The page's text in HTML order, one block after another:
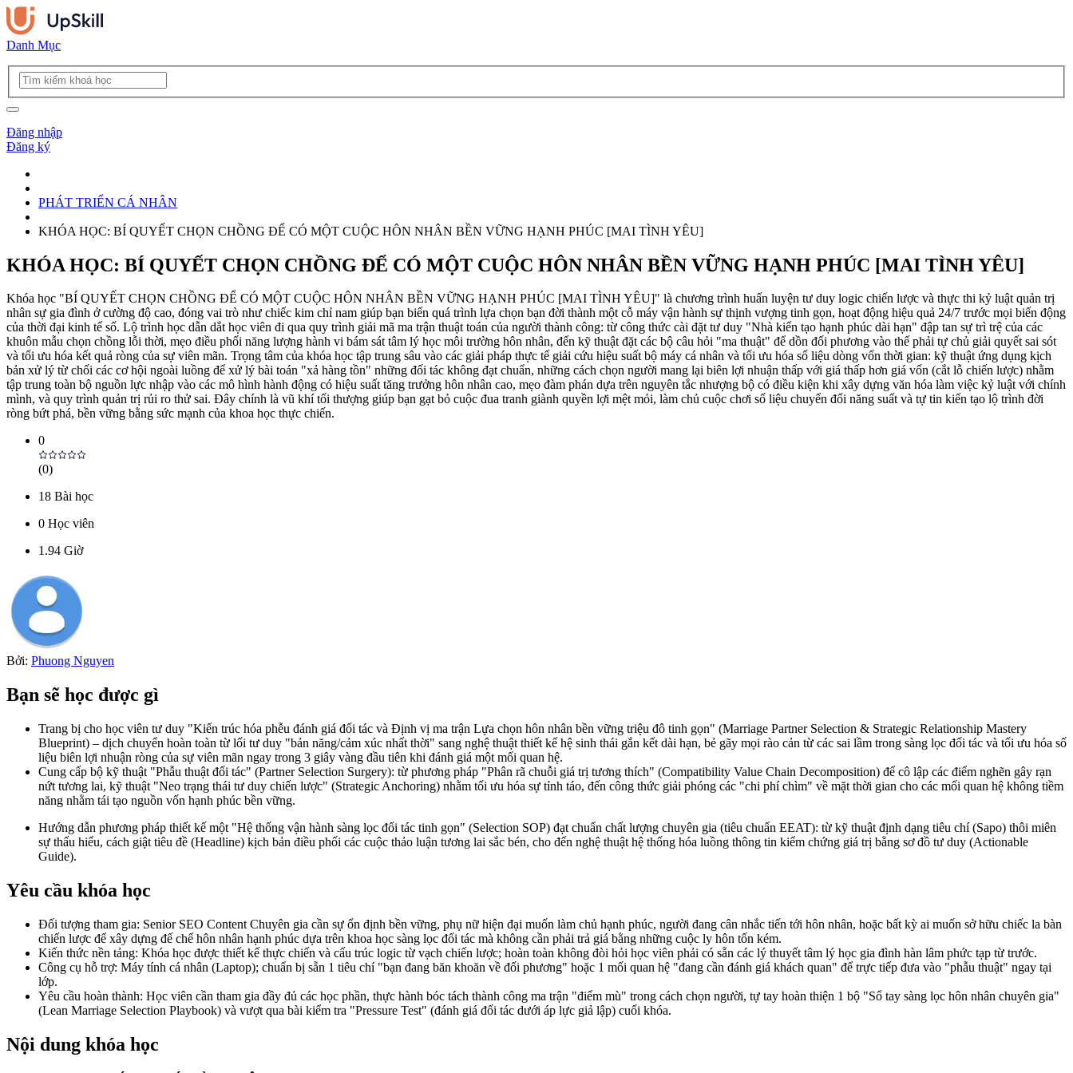
Danh Mục
Đăng nhập
Đăng ký
PHÁT TRIỂN CÁ NHÂN
KHÓA HỌC: BÍ QUYẾT CHỌN CHỒNG ĐỂ CÓ MỘT CUỘC HÔN NHÂN BỀN VỮNG HẠNH PHÚC [MAI TÌNH YÊU]
KHÓA HỌC: BÍ QUYẾT CHỌN CHỒNG ĐỂ CÓ MỘT CUỘC HÔN NHÂN BỀN VỮNG HẠNH PHÚC [MAI TÌNH YÊU]
Khóa học "BÍ QUYẾT CHỌN CHỒNG ĐỂ CÓ MỘT CUỘC HÔN NHÂN BỀN VỮNG HẠNH PHÚC [MAI TÌNH YÊU]" là chương trình huấn luyện tư duy logic chiến lược và thực thi kỷ luật quản trị
nhân sự gia đình ở cường độ cao, đóng vai trò như chiếc kim chỉ nam giúp bạn biến quá trình lựa chọn bạn đời thành một cỗ máy vận hành sự thịnh vượng tinh gọn, hoạt động hiệu quả 24/7 trước mọi biến động
của thời đại kinh tế số. Lộ trình học dẫn dắt học viên đi qua quy trình giải mã ma trận thuật toán của người thành công: từ công thức cài đặt tư duy "Nhà kiến tạo hạnh phúc dài hạn" đập tan sự trì trệ của các
khuôn mẫu chọn chồng lỗi thời, mẹo điều phối năng lượng hành vi bám sát tâm lý học môi trường hôn nhân, đến kỹ thuật đặt các bộ câu hỏi "ma thuật" để dồn đối phương vào thế phải tự chủ giải quyết sai sót
và tối ưu hóa kết quả ròng của sự viên mãn. Trọng tâm của khóa học tập trung sâu vào các giải pháp thực tế giải cứu hiệu suất bộ máy cá nhân và tối ưu hóa số liệu dòng vốn thời gian: kỹ thuật ứng dụng kịch
bản xử lý từ chối các cơ hội ngoài luồng để xử lý bài toán "xả hàng tồn" những đối tác không đạt chuẩn, những cách chọn người mang lại biên lợi nhuận thấp với giá thấp hơn giá vốn (cắt lỗ chiến lược) nhằm
tập trung toàn bộ nguồn lực nhập vào các mô hình hành động có hiệu suất tăng trưởng hôn nhân cao, mẹo đàm phán dựa trên nguyên tắc nhượng bộ có điều kiện khi xây dựng văn hóa làm việc kỷ luật với chính
mình, và quy trình quản trị rủi ro thử sai. Đây chính là vũ khí tối thượng giúp bạn gạt bỏ cuộc đua tranh giành quyền lợi mệt mỏi, làm chủ cuộc chơi số liệu chuyển đổi năng suất và tự tin kiến tạo lộ trình đời
ròng bứt phá, bền vững bằng sức mạnh của khoa học thực chiến.
0
(0)
18 Bài học
0 Học viên
1.94 Giờ
Bởi: Phuong Nguyen
Bạn sẽ học được gì
Trang bị cho học viên tư duy "Kiến trúc hóa phễu đánh giá đối tác và Định vị ma trận Lựa chọn hôn nhân bền vững triệu đô tinh gọn" (Marriage Partner Selection & Strategic Relationship Mastery
Blueprint) – dịch chuyển hoàn toàn từ lối tư duy "bản năng/cảm xúc nhất thời" sang nghệ thuật thiết kế hệ sinh thái gắn kết dài hạn, bẻ gãy mọi rào cản từ các sai lầm trong sàng lọc đối tác và tối ưu hóa số
liệu biên lợi nhuận ròng của sự viên mãn ngay trong 3 giây vàng đầu tiên khi đánh giá một mối quan hệ.
Cung cấp bộ kỹ thuật "Phẫu thuật đối tác" (Partner Selection Surgery): từ phương pháp "Phân rã chuỗi giá trị tương thích" (Compatibility Value Chain Decomposition) để cô lập các điểm nghẽn gây rạn
nứt tương lai, kỹ thuật "Neo trạng thái tư duy chiến lược" (Strategic Anchoring) nhằm tối ưu hóa sự tỉnh táo, đến công thức giải phóng các "chi phí chìm" về mặt thời gian cho các mối quan hệ không tiềm
năng nhằm tái tạo nguồn vốn hạnh phúc bền vững.
Hướng dẫn phương pháp thiết kế một "Hệ thống vận hành sàng lọc đối tác tinh gọn" (Selection SOP) đạt chuẩn chất lượng chuyên gia (tiêu chuẩn EEAT): từ kỹ thuật định dạng tiêu chí (Sapo) thôi miên
sự thấu hiểu, cách giật tiêu đề (Headline) kịch bản điều phối các cuộc thảo luận tương lai sắc bén, cho đến nghệ thuật hệ thống hóa luồng thông tin kiểm chứng giá trị bằng sơ đồ tư duy (Actionable
Guide).
Yêu cầu khóa học
Đối tượng tham gia: Senior SEO Content Chuyên gia cần sự ổn định bền vững, phụ nữ hiện đại muốn làm chủ hạnh phúc, người đang cân nhắc tiến tới hôn nhân, hoặc bất kỳ ai muốn sở hữu chiếc la bàn
chiến lược để xây dựng đế chế hôn nhân hạnh phúc dựa trên khoa học sàng lọc đối tác mà không cần phải trả giá bằng những cuộc ly hôn tốn kém.
Kiến thức nền tảng: Khóa học được thiết kế thực chiến và cấu trúc logic từ vạch chiến lược; hoàn toàn không đòi hỏi học viên phải có sẵn các lý thuyết tâm lý học gia đình hàn lâm phức tạp từ trước.
Công cụ hỗ trợ: Máy tính cá nhân (Laptop); chuẩn bị sẵn 1 tiêu chí "bạn đang băn khoăn về đối phương" hoặc 1 mối quan hệ "đang cần đánh giá khách quan" để trực tiếp đưa vào "phẫu thuật" ngay tại
lớp.
Yêu cầu hoàn thành: Học viên cần tham gia đầy đủ các học phần, thực hành bóc tách thành công ma trận "điểm mù" trong cách chọn người, tự tay hoàn thiện 1 bộ "Sổ tay sàng lọc hôn nhân chuyên gia"
(Lean Marriage Selection Playbook) và vượt qua bài kiểm tra "Pressure Test" (đánh giá đối tác dưới áp lực giả lập) cuối khóa.
Nội dung khóa học